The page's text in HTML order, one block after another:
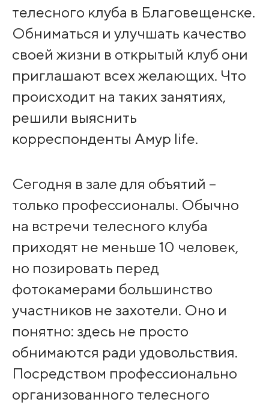
телесного клуба в Благовещенске.
Обниматься и улучшать качество
своей жизни в открытый клуб они
приглашают всех желающих. Что
происходит на таких занятиях,
решили выяснить
корреспонденты Амур life.
Сегодня в зале для объятий –
только профессионалы. Обычно
на встречи телесного клуба
приходят не меньше 10 человек,
но позировать перед
фотокамерами большинство
участников не захотели. Оно и
понятно: здесь не просто
обнимаются ради удовольствия.
Посредством профессионально
организованного телесного